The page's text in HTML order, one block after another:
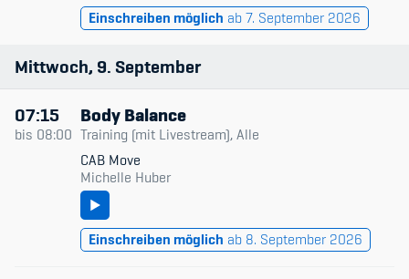
Einschreiben möglich ab 7. September 2026
Mittwoch 9 September
07:15
bis 08:00
Body Balance
Training (mit Livestream), Alle
CAB Move
Michelle Huber
Einschreiben möglich ab 8. September 2026